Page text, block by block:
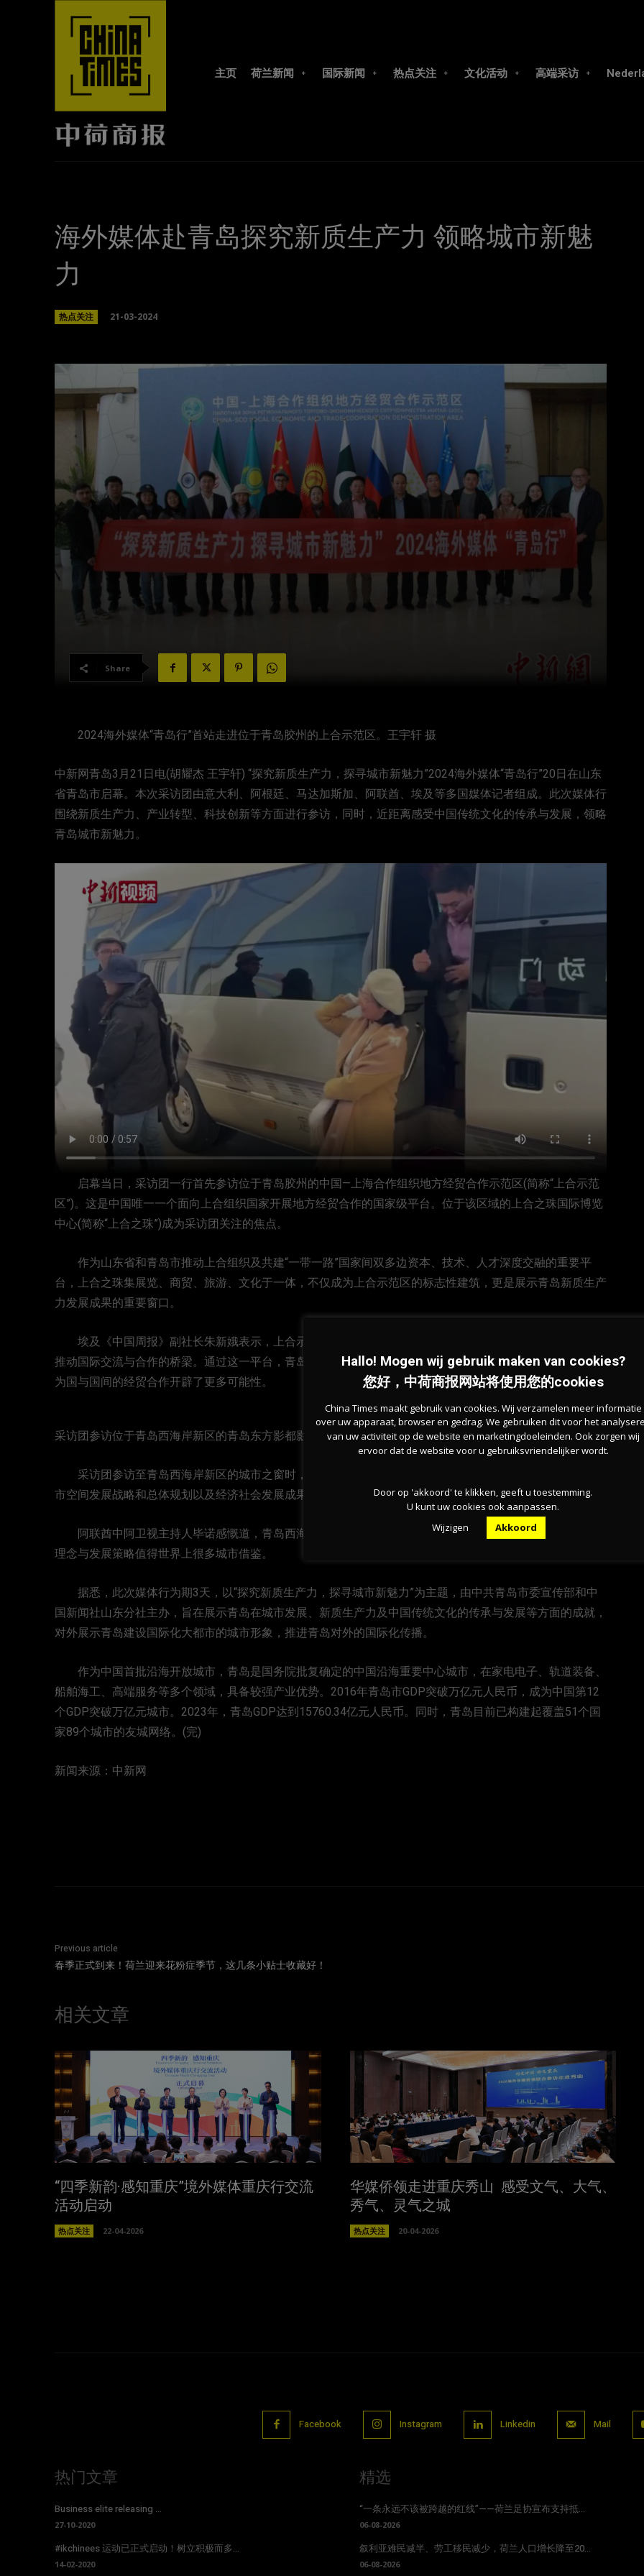
主页 荷兰新闻 国际新闻 热点关注 文化活动 高端采访
海外媒体赴青岛探究新质生产力 领略城市新魅
力
热点关注 21-03-2024
Share
2024海外媒体“青岛行”首站走进位于青岛胶州的上合示范区。王宇轩 摄
中新网青岛3月21日电(胡耀杰 王宇轩) “探究新质生产力，探寻城市新魅力”2024海外媒体“青岛行”20日在山东
省青岛市启幕。本次采访团由意大利、阿根廷、马达加斯加、阿联酋、埃及等多国媒体记者组成。此次媒体行
围绕新质生产力、产业转型、科技创新等方面进行参访，同时，近距离感受中国传统文化的传承与发展，领略
青岛城市新魅力。
启幕当日，采访团一行首先参访位于青岛胶州的中国—上海合作组织地方经贸合作示范区(简称“上合示范
区”)。这是中国唯一一个面向上合组织国家开展地方经贸合作的国家级平台。位于该区域的上合之珠国际博览
中心(简称“上合之珠”)成为采访团关注的焦点。
作为山东省和青岛市推动上合组织及共建“一带一路”国家间双多边资本、技术、人才深度交融的重要平
台，上合之珠集展览、商贸、旅游、文化于一体，不仅成为上合示范区的标志性建筑，更是展示青岛新质生产
力发展成果的重要窗口。
埃及《中国周报》副社长朱新娥表示，上合示范区不仅是一个集中展示各类商品和技术的平台，更是一个
推动国际交流与合作的桥梁。通过这一平台，青岛乃至中国的新质生产力得以向世界展示其独特魅力，同时也
为国与国间的经贸合作开辟了更多可能性。
采访团参访位于青岛西海岸新区的青岛东方影都影视产业园。王宇轩 摄
采访团参访至青岛西海岸新区的城市之窗时，深入了解了青岛西海岸新区城市空间格局的演变、新一轮城
市空间发展战略和总体规划以及经济社会发展成果。
阿联酋中阿卫视主持人毕诺感慨道，青岛西海岸新区经过短短几年的发展就能够达到如此成就，许多发展
理念与发展策略值得世界上很多城市借鉴。
据悉，此次媒体行为期3天，以“探究新质生产力，探寻城市新魅力”为主题，由中共青岛市委宣传部和中
国新闻社山东分社主办，旨在展示青岛在城市发展、新质生产力及中国传统文化的传承与发展等方面的成就，
对外展示青岛建设国际化大都市的城市形象，推进青岛对外的国际化传播。
作为中国首批沿海开放城市，青岛是国务院批复确定的中国沿海重要中心城市，在家电电子、轨道装备、
船舶海工、高端服务等多个领域，具备较强产业优势。2016年青岛市GDP突破万亿元人民币，成为中国第12
个GDP突破万亿元城市。2023年，青岛GDP达到15760.34亿元人民币。同时，青岛目前已构建起覆盖51个国
家89个城市的友城网络。(完)
新闻来源：中新网
Previous article
春季正式到来！荷兰迎来花粉症季节，这几条小贴士收藏好！
相关文章
“四季新韵·感知重庆”境外媒体重庆行交流
活动启动
热点关注 22-04-2026
华媒侨领走进重庆秀山 感受文气、大气、
秀气、灵气之城
热点关注 20-04-2026
Facebook Instagram Linkedin Mail
热门文章
Business elite releasing ...
27-10-2020
#ikchinees 运动已正式启动！树立积极而多...
14-02-2020
精选
“一条永远不该被跨越的红线”——荷兰足协宣布支持抵...
06-08-2026
叙利亚难民减半、劳工移民减少，荷兰人口增长降至20...
06-08-2026
Hallo! Mogen wij gebruik maken van cookies?
您好，中荷商报网站将使用您的cookies
China Times maakt gebruik van cookies. Wij verzamelen meer informatie
over uw apparaat, browser en gedrag. We gebruiken dit voor het
van uw activiteit op de website en marketingdoeleinden. Ook zorgen wij
ervoor dat de website voor u gebruiksvriendelijker wordt.
Door op 'akkoord' te klikken, geeft u toestemming.
U kunt uw cookies ook aanpassen.
Wijzigen
Akkoord